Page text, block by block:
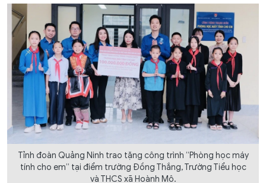
Tỉnh đoàn Quảng Ninh trao tặng công trình “Phòng học máy
tính cho em” tại điểm trường Đồng Thắng, Trường Tiểu học
và THCS xã Hoành Mô.